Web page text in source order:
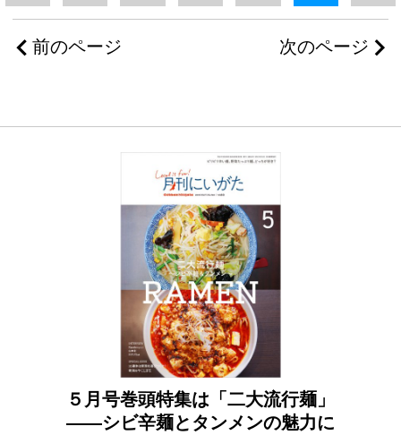
前のページ 次のページ
５月号巻頭特集は「二大流行麺」
――シビ辛麺とタンメンの魅力に